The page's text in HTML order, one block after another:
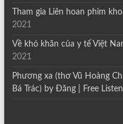
Tham gia Liên hoan phim
2021
Về khó khăn của y tế Việt
2021
Phương xa (thơ Vũ Hoàng
Bá Trác) by Đăng | Free